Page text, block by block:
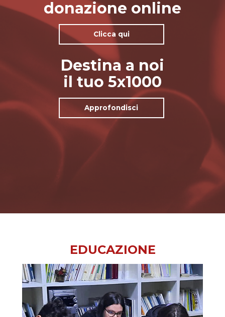
donazione online
Clicca qui
Destina a noi
il tuo 5x1000
Approfondisci
EDUCAZIONE